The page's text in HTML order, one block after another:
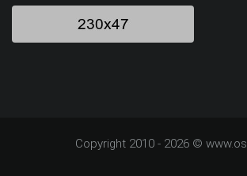
Copyright 2010 - 2026 ©